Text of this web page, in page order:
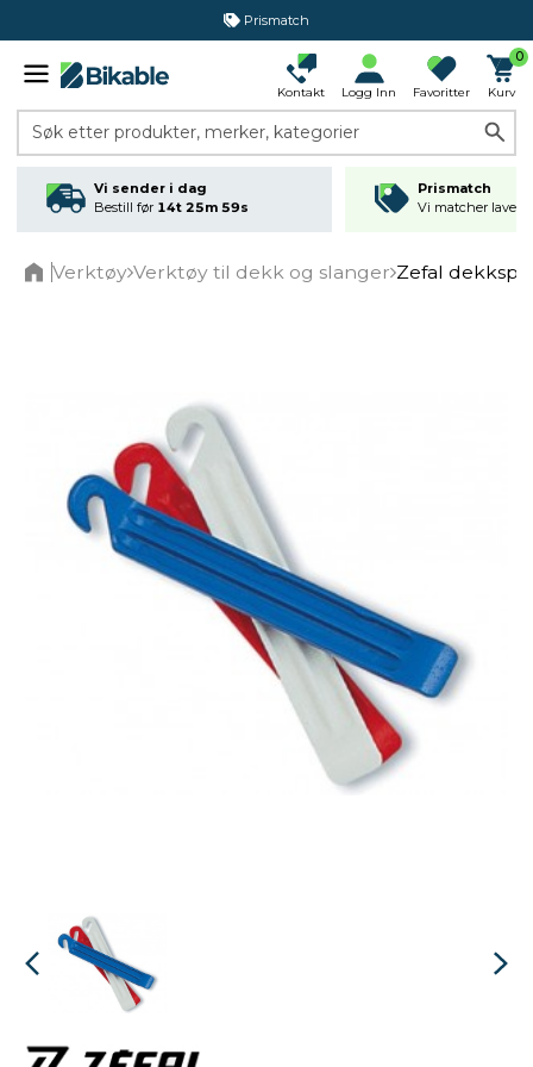
Prismatch
Kontakt Logg Inn Favoritter
0
Kurv
Søk etter produkter, merker, kategorier
Vi sender i dag
Bestill før 14t 25m 59s
Prismatch
Vi matcher
Verktøy Verktøy til dekk og slanger Zefal